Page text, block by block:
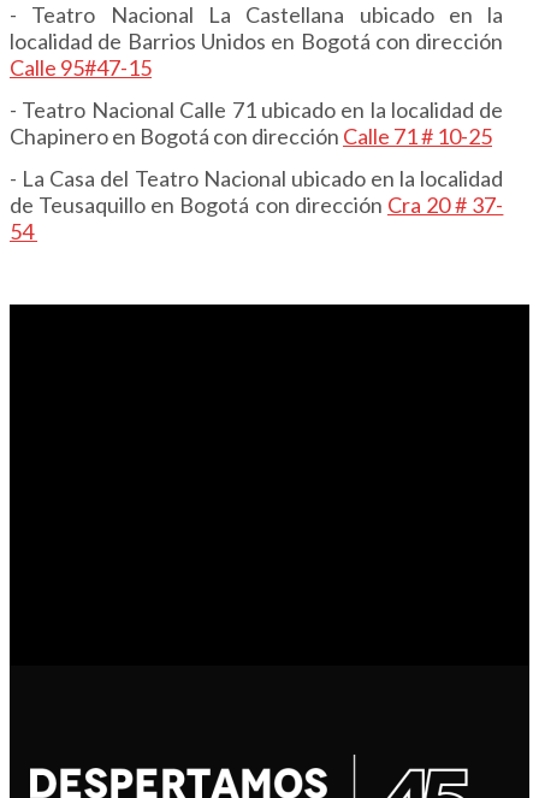
- Teatro Nacional La Castellana ubicado en la
localidad de Barrios Unidos en Bogotá con dirección
Calle 95#47-15
- Teatro Nacional Calle 71 ubicado en la localidad de
Chapinero en Bogotá con dirección Calle 71 # 10-25
- La Casa del Teatro Nacional ubicado en la localidad
de Teusaquillo en Bogotá con dirección Cra 20 # 37-
54